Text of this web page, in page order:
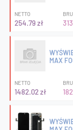
NETTO
254.79 zł
MAX
NETTO
1482.02 zł